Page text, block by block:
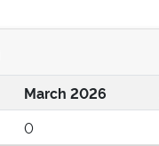
March 2026
0